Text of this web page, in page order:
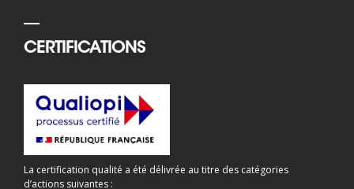
CERTIFICATIONS
La certification qualité a été délivrée au titre des catégories
d’actions suivantes :